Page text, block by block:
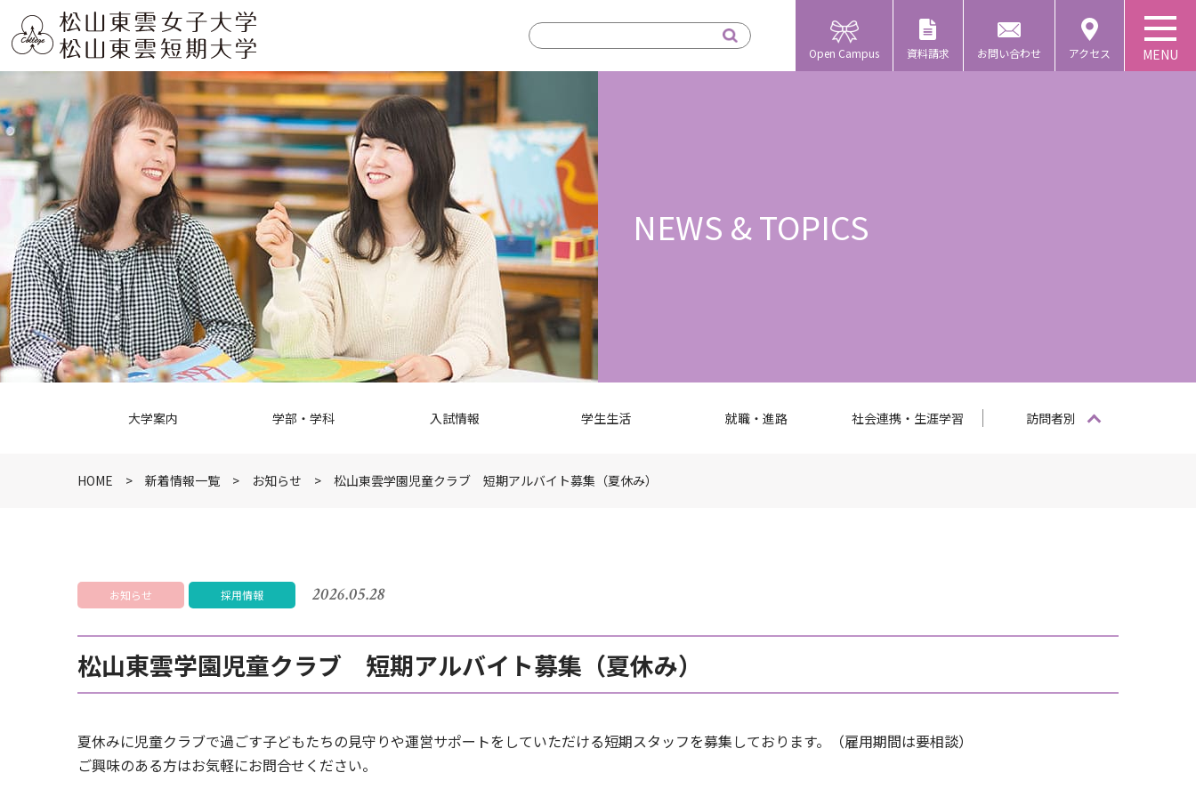
Open Campus 資料請求 お問い合わせ アクセス
NEWS & TOPICS
大学案内 学部・学科 入試情報 学生生活 就職・進路 社会連携・生涯学習 訪問者別
HOME 新着情報一覧 お知らせ 松山東雲学園児童クラブ 短期アルバイト募集（夏休み）
お知らせ 採用情報 2026.05.28
松山東雲学園児童クラブ 短期アルバイト募集（夏休み）
夏休みに児童クラブで過ごす子どもたちの見守りや運営サポートをしていただける短期スタッフを募集しております。（雇用期間は要相談）
ご興味のある方はお気軽にお問合せください。